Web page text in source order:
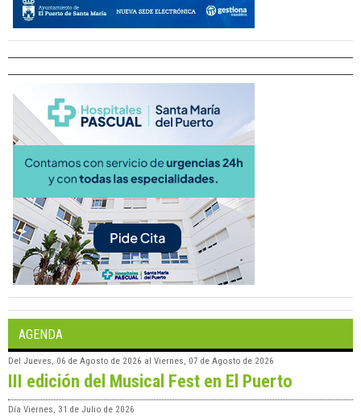
AGENDA
Del Jueves, 06 de Agosto de 2026 al Viernes, 07 de Agosto de 2026
III edición del Musical Fest en El Puerto
Día Viernes, 31 de Julio de 2026